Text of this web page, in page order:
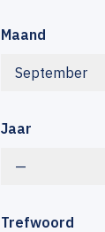
Maand
September
Jaar
—
Trefwoord